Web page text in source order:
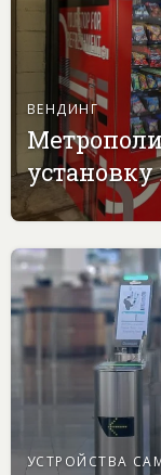
ВЕНДИНГ
УСТРОЙСТВА